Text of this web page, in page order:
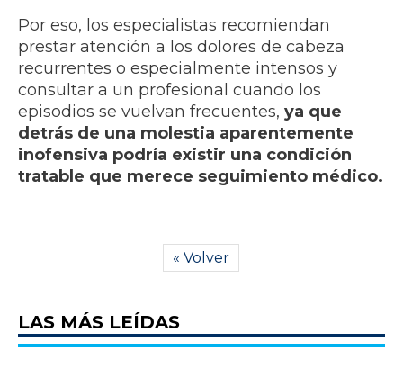
Por eso, los especialistas recomiendan
prestar atención a los dolores de cabeza
recurrentes o especialmente intensos y
consultar a un profesional cuando los
episodios se vuelvan frecuentes, ya que
detrás de una molestia aparentemente
inofensiva podría existir una condición
tratable que merece seguimiento médico.
« Volver
LAS MÁS LEÍDAS